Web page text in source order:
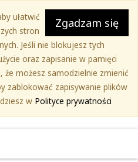
Zgadzam się
ułatwić
stron
Jeśli nie blokujesz tych
oraz zapisanie w pamięci
możesz samodzielnie zmienić
zablokować zapisywanie plików
w Polityce prywatności